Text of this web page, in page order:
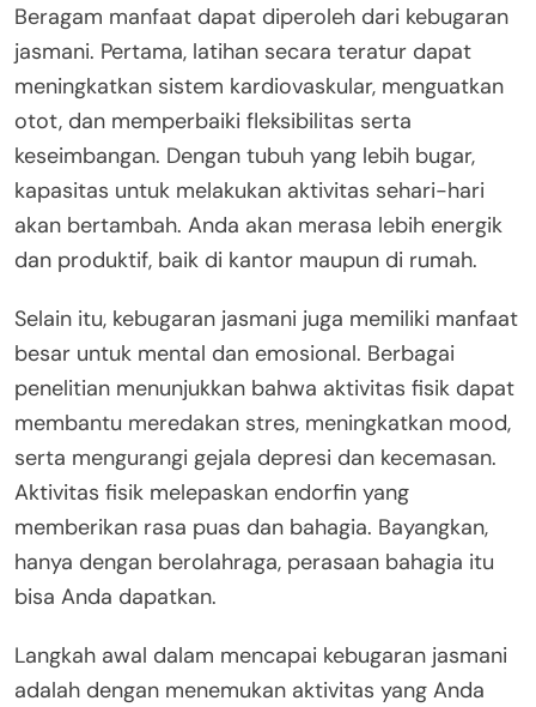
Beragam manfaat dapat diperoleh dari kebugaran
jasmani. Pertama, latihan secara teratur dapat
meningkatkan sistem kardiovaskular, menguatkan
otot, dan memperbaiki fleksibilitas serta
keseimbangan. Dengan tubuh yang lebih bugar,
kapasitas untuk melakukan aktivitas sehari-hari
akan bertambah. Anda akan merasa lebih energik
dan produktif, baik di kantor maupun di rumah.
Selain itu, kebugaran jasmani juga memiliki manfaat
besar untuk mental dan emosional. Berbagai
penelitian menunjukkan bahwa aktivitas fisik dapat
membantu meredakan stres, meningkatkan mood,
serta mengurangi gejala depresi dan kecemasan.
Aktivitas fisik melepaskan endorfin yang
memberikan rasa puas dan bahagia. Bayangkan,
hanya dengan berolahraga, perasaan bahagia itu
bisa Anda dapatkan.
Langkah awal dalam mencapai kebugaran jasmani
adalah dengan menemukan aktivitas yang Anda